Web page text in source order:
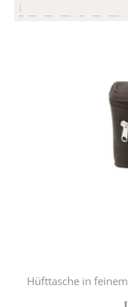
Hüfttasche in